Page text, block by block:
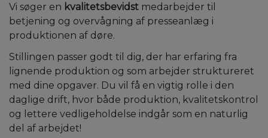
Vi søger en kvalitetsbevidst medarbejder til
betjening og overvågning af presseanlæg i
produktionen af døre.
Stillingen passer godt til dig, der har erfaring fra
lignende produktion og som arbejder struktureret
med dine opgaver. Du vil få en vigtig rolle i den
daglige drift, hvor både produktion, kvalitetskontrol
og lettere vedligeholdelse indgår som en naturlig
del af arbejdet!